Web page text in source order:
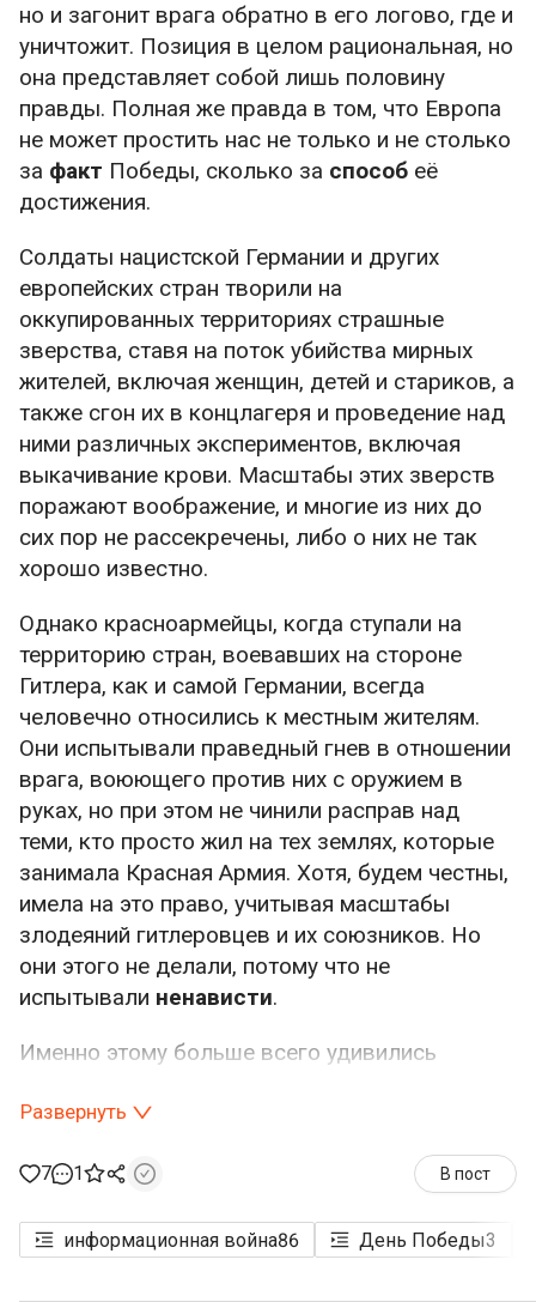
С другой стороны, часть таких разжигающих
панику деятелей должна остаться, чтобы
служить эдакими антителами для
формирования коллективного
информационного иммунитета. Однако когда
вирусом паникёрства и чернухи в интересах
личной выгоды поражена значительная часть
медийки, ни о каких антителах речи идти не
может, и пресловутая талебовская
«антихрупкость», определяемая как
способность извлекать выгоду из хаоса, не
будет экстраполирована на всё общество и
останется уделом тех, кто этот хаос
формирует, т. е. того самого медиакласса.
P. S. Материал открыт по принципиальным
соображениям.
но и загонит врага обратно в его логово, где и
уничтожит. Позиция в целом рациональная, но
она представляет собой лишь половину
правды. Полная же правда в том, что Европа
не может простить нас не только и не столько
за факт Победы, сколько за способ её
достижения.
Солдаты нацистской Германии и других
европейских стран творили на
оккупированных территориях страшные
зверства, ставя на поток убийства мирных
жителей, включая женщин, детей и стариков, а
также сгон их в концлагеря и проведение над
ними различных экспериментов, включая
выкачивание крови. Масштабы этих зверств
поражают воображение, и многие из них до
сих пор не рассекречены, либо о них не так
хорошо известно.
Однако красноармейцы, когда ступали на
территорию стран, воевавших на стороне
Гитлера, как и самой Германии, всегда
человечно относились к местным жителям.
Они испытывали праведный гнев в отношении
врага, воюющего против них с оружием в
руках, но при этом не чинили расправ над
теми, кто просто жил на тех землях, которые
занимала Красная Армия. Хотя, будем честны,
имела на это право, учитывая масштабы
злодеяний гитлеровцев и их союзников. Но
они этого не делали, потому что не
испытывали ненависти.
Именно этому больше всего удивились
естественна, что стала их вечным спутником.
врага без неё?» — задались они вопросом, но
морально некомфортно от того, что рядом с
Развернуть
7 1 В пост
информационная война86 День Победы3